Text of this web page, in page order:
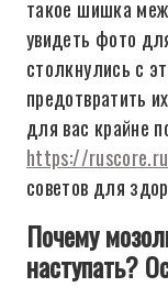
такое шишка
увидеть фото
столкнулись с
предотвратить
для вас крайне
https://
советов для
Почему
наступать?